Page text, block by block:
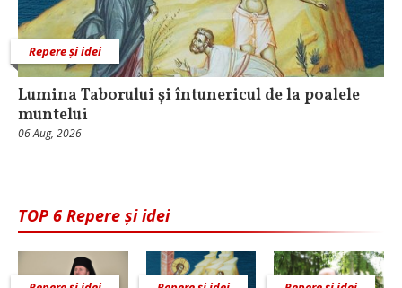
Repere și idei
Lumina Taborului și întunericul de la poalele
muntelui
06 Aug, 2026
TOP 6 Repere și idei